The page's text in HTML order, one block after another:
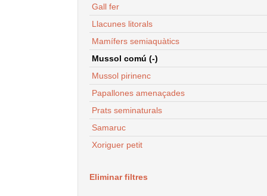
Gall fer
Llacunes litorals
Mamífers semiaquàtics
Mussol comú (-)
Mussol pirinenc
Papallones amenaçades
Prats seminaturals
Samaruc
Xoriguer petit
Eliminar filtres